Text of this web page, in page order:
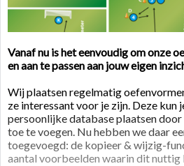
Vanaf nu is het eenvoudig om onze
en aan te passen aan jouw eigen
Wij plaatsen regelmatig
ze interessant voor je zijn. Deze kun
persoonlijke database plaatsen
toe te voegen. Nu hebben we daar
toegevoegd: de kopieer & wijzig-
aantal voorbeelden waarin dit nuttig